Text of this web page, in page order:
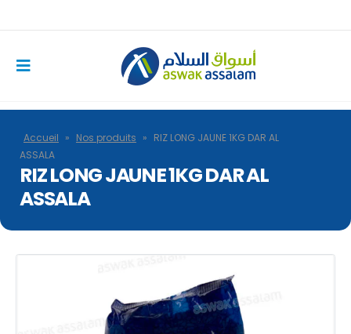
Accueil » Nos produits » RIZ LONG JAUNE 1KG DAR AL
ASSALA
RIZ LONG JAUNE 1KG DAR AL
ASSALA